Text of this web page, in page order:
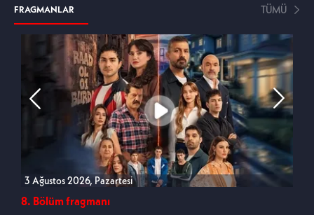
FRAGMANLAR TÜMÜ
3 Ağustos 2026, Pazartesi
8. Bölüm fragmanı